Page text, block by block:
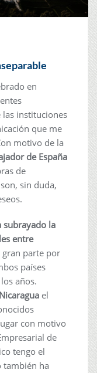
en
las instituciones
que me
motivo de la
de España
de
sin duda,
subrayado la
entre
parte por
países
años.
el
con motivo
de
tengo el
también ha